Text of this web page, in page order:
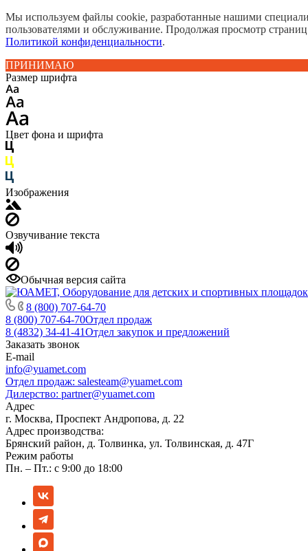
Мы используем файлы cookie, разработанные нашими
пользователями и обслуживание. Продолжая просмотр
Политикой конфиденциальности.
ПРИНИМАЮ
Размер шрифта
Цвет фона и шрифта
Изображения
Озвучивание текста
Обычная версия сайта
8 (800) 707-64-70
8 (800) 707-64-70Отдел продаж
8 (4832) 34-41-41Отдел закупок и предложений
Заказать звонок
E-mail
info@yuamet.com
Отдел продаж: salesteam@yuamet.com
Дилерство: partner@yuamet.com
Адрес
г. Москва, Проспект Андропова, д. 22
Адрес производства:
Брянский район, д. Толвинка, ул. Толвинская, д. 47Г
Режим работы
Пн. – Пт.: с 9:00 до 18:00